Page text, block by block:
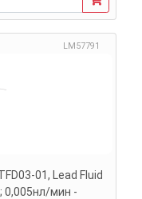
LM57791
01, Lead Fluid
0,005нл/мин -